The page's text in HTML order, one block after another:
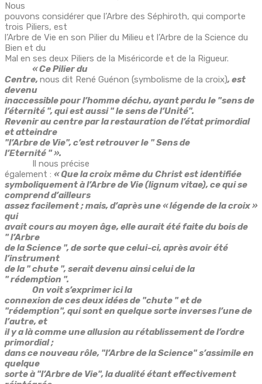
Nous
pouvons considérer que l’Arbre des Séphiroth, qui comporte
trois Piliers, est
l’Arbre de Vie en son Pilier du Milieu et l’Arbre de la Science du
Bien et du
Mal en ses deux Piliers de la Miséricorde et de la Rigueur.
« Ce Pilier du
Centre, nous dit René Guénon (symbolisme de la croix), est
devenu
inaccessible pour l’homme déchu, ayant perdu le "sens de
l’éternité ", qui est aussi " le sens de l’Unité".
Revenir au centre par la restauration de l’état primordial
et atteindre
"l’Arbre de Vie", c’est retrouver le " Sens de
l’Eternité " ».
Il nous précise
également : « Que la croix même du Christ est identifiée
symboliquement à l’Arbre de Vie (lignum vitae), ce qui se
comprend d’ailleurs
assez facilement ; mais, d’après une « légende de la croix »
qui
avait cours au moyen âge, elle aurait été faite du bois de
" l’Arbre
de la Science ", de sorte que celui-ci, après avoir été
l’instrument
de la " chute ", serait devenu ainsi celui de la
" rédemption ".
On voit s’exprimer ici la
connexion de ces deux idées de "chute " et de
"rédemption", qui sont en quelque sorte inverses l’une de
l’autre, et
il y a là comme une allusion au rétablissement de l’ordre
primordial ;
dans ce nouveau rôle, "l’Arbre de la Science" s’assimile en
quelque
sorte à "l’Arbre de Vie", la dualité étant effectivement